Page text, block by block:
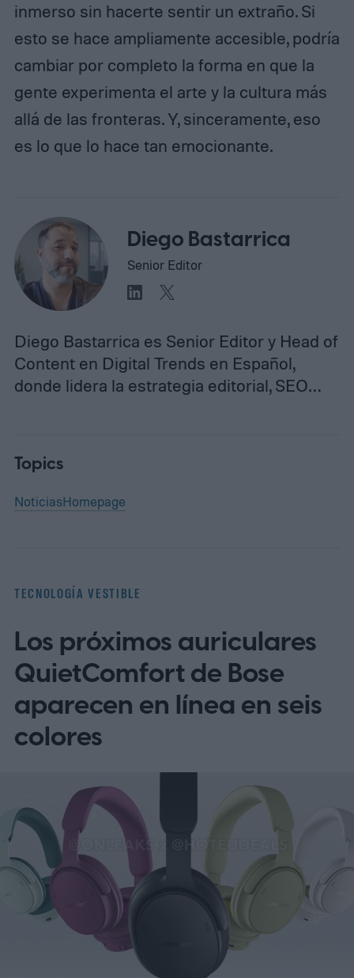
inmerso sin hacerte sentir un extraño. Si
esto se hace ampliamente accesible, podría
cambiar por completo la forma en que la
gente experimenta el arte y la cultura más
allá de las fronteras. Y, sinceramente, eso
es lo que lo hace tan emocionante.
Diego Bastarrica
Senior Editor
Diego Bastarrica es Senior Editor y Head of
Content en Digital Trends en Español,
donde lidera la estrategia editorial, SEO…
Topics
NoticiasHomepage
TECNOLOGÍA VESTIBLE
Los próximos auriculares
QuietComfort de Bose
aparecen en línea en seis
colores